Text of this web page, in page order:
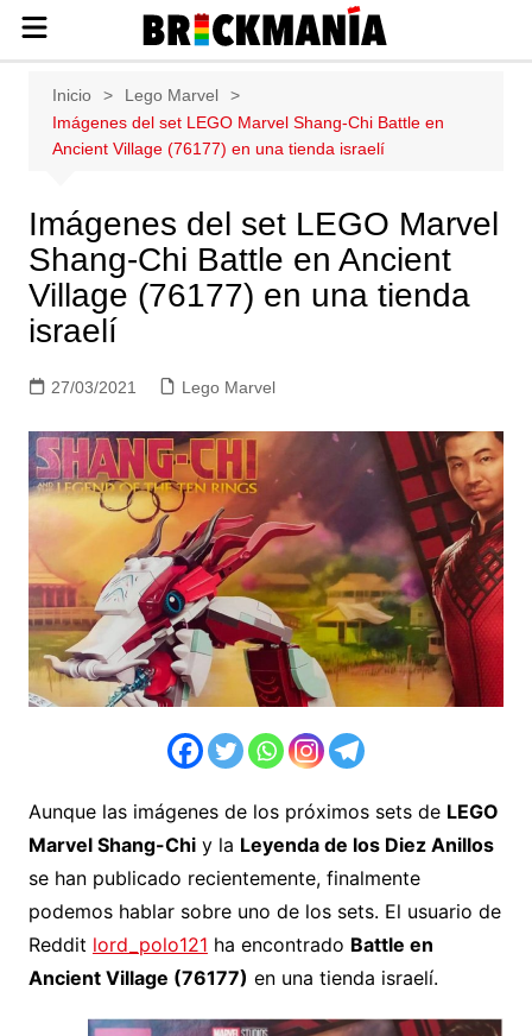
contenido
sobre las construcciones LEGO: Star
Wars, Harry Potter, City, Friends, Technic,
Ninjago, Duplo, Super Mario, Marvel,
Inicio
Lego Marvel
Imágenes del set LEGO Marvel Shang-Chi Battle en
Ancient Village (76177) en una tienda israelí
Imágenes del set LEGO Marvel
Shang-Chi Battle en Ancient
Village (76177) en una tienda
israelí
27/03/2021 Lego Marvel
Aunque las imágenes de los próximos sets de LEGO
Marvel Shang-Chiy la Leyenda de los Diez Anillos
se han publicado recientemente, finalmente
podemos hablar sobre uno de los sets. El usuario de
Reddit lord_polo121 ha encontrado Battle en
Ancient Village (76177) en una tienda israelí.